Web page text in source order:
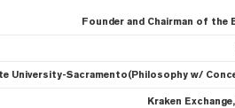
Founder and Chairman of the
University-Sacramento(Philosophy w/
Kraken